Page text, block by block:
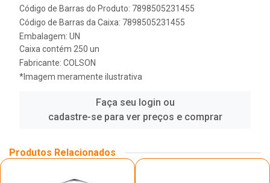
Código de Barras do Produto: 7898505231455
Código de Barras da Caixa: 7898505231455
Embalagem: UN
Caixa contém 250 un
Fabricante: COLSON
*Imagem meramente ilustrativa
Faça seu login ou
cadastre-se para ver preços e comprar
Produtos Relacionados